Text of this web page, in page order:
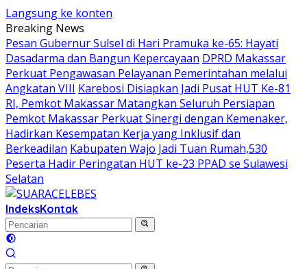
Langsung ke konten
Breaking News
Pesan Gubernur Sulsel di Hari Pramuka ke-65: Hayati
Dasadarma dan Bangun Kepercayaan DPRD Makassar
Perkuat Pengawasan Pelayanan Pemerintahan melalui
Angkatan VIII Karebosi Disiapkan Jadi Pusat HUT Ke-81
RI, Pemkot Makassar Matangkan Seluruh Persiapan
Pemkot Makassar Perkuat Sinergi dengan Kemenaker,
Hadirkan Kesempatan Kerja yang Inklusif dan
Berkeadilan Kabupaten Wajo Jadi Tuan Rumah,530
Peserta Hadir Peringatan HUT ke-23 PPAD se Sulawesi
Selatan
IndeksKontak